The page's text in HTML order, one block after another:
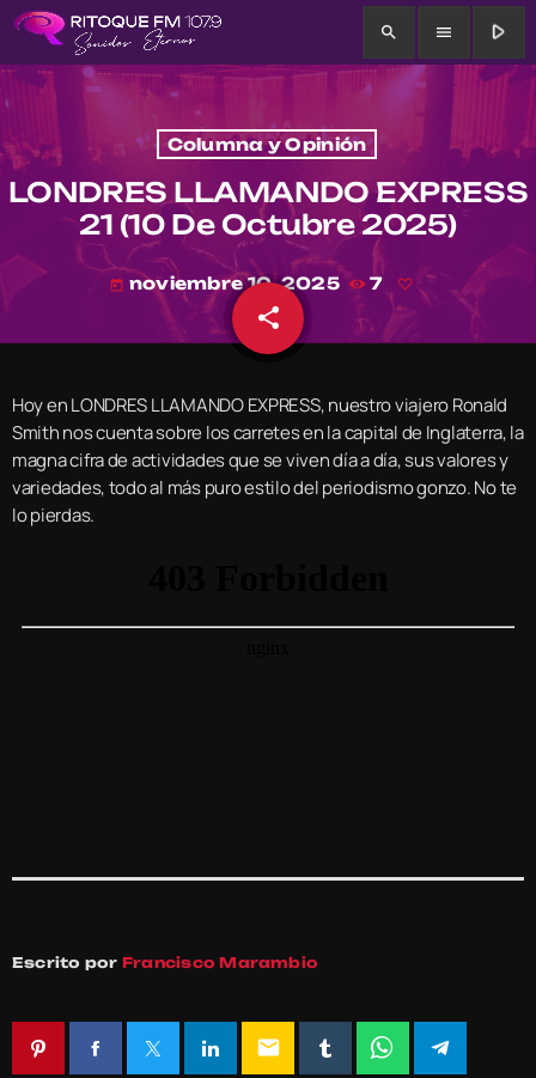
search menu play_arrow
Columna y Opinión
LONDRES LLAMANDO EXPRESS
21 (10 De Octubre 2025)
today noviembre 10, 2025 7
share
email
Hoy en LONDRES LLAMANDO EXPRESS, nuestro viajero Ronald
Smith nos cuenta sobre los carretes en la capital de Inglaterra, la
magna cifra de actividades que se viven día a día, sus valores y
variedades, todo al más puro estilo del periodismo gonzo. No te
lo pierdas.
Escrito por Francisco Marambio
email